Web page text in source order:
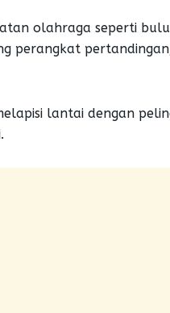
olahraga seperti
perangkat
lantai dengan